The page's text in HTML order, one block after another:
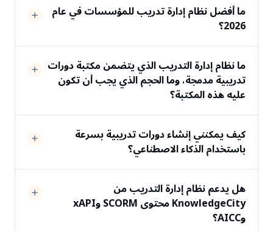
ما أفضل نظام إدارة تدريب للمؤسسات في عام
2026؟
ما نظام إدارة التدريب الذي يتضمن مكتبة دورات
تدريبية مدمجة، وما الحجم الذي يجب أن تكون
عليه هذه المكتبة؟
كيف يمكنني إنشاء دورات تدريبية بسرعة
باستخدام الذكاء الاصطناعي؟
هل يدعم نظام إدارة التدريب من
KnowledgeCity محتوى SCORM وxAPI
وAICC؟